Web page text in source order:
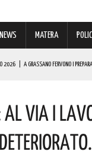
MATERA
2026 A GRASSANO FERVONO I
L’ONOREVOLE ALDO MATTIA PER
LORENA, DIPLOMATASI CON IL
Via I